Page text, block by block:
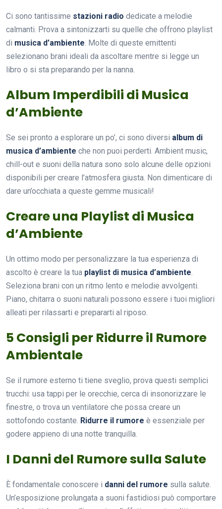
Ci sono tantissime stazioni radio dedicate a melodie
calmanti. Prova a sintonizzarti su quelle che offrono playlist
di musica d’ambiente. Molte di queste emittenti
selezionano brani ideali da ascoltare mentre si legge un
libro o si sta preparando per la nanna.
Album Imperdibili di Musica
d’Ambiente
Se sei pronto a esplorare un po’, ci sono diversi album di
musica d’ambiente che non puoi perderti. Ambient music,
chill-out e suoni della natura sono solo alcune delle opzioni
disponibili per creare l’atmosfera giusta. Non dimenticare di
dare un’occhiata a queste gemme musicali!
Creare una Playlist di Musica
d’Ambiente
Un ottimo modo per personalizzare la tua esperienza di
ascolto è creare la tua playlist di musica d’ambiente.
Seleziona brani con un ritmo lento e melodie avvolgenti.
Piano, chitarra o suoni naturali possono essere i tuoi migliori
alleati per rilassarti e prepararti al riposo.
5 Consigli per Ridurre il Rumore
Ambientale
Se il rumore esterno ti tiene sveglio, prova questi semplici
trucchi: usa tappi per le orecchie, cerca di insonorizzare le
finestre, o trova un ventilatore che possa creare un
sottofondo costante. Ridurre il rumore è essenziale per
godere appieno di una notte tranquilla.
I Danni del Rumore sulla Salute
È fondamentale conoscere i danni del rumore sulla salute.
Un’esposizione prolungata a suoni fastidiosi può comportare